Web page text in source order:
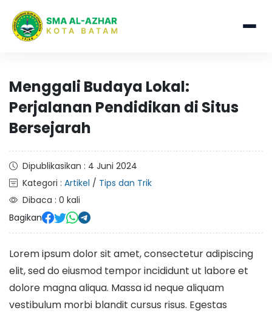
Menggali Budaya Lokal:
Perjalanan Pendidikan di Situs
Bersejarah
Dipublikasikan : 4 Juni 2024
Kategori : Artikel / Tips dan Trik
Dibaca : 0 kali
Bagikan
Lorem ipsum dolor sit amet, consectetur adipiscing
elit, sed do eiusmod tempor incididunt ut labore et
dolore magna aliqua. Massa id neque aliquam
vestibulum morbi blandit cursus risus. Egestas